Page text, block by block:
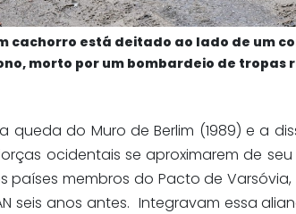
cachorro está deitado ao lado de um
morto por um bombardeio de tropas
queda do Muro de Berlim (1989) e a
ocidentais se aproximarem de
países membros do Pacto de
seis anos antes. Integravam essa